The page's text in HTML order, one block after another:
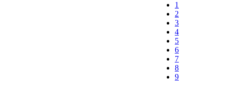
1
2
3
4
5
6
7
8
9